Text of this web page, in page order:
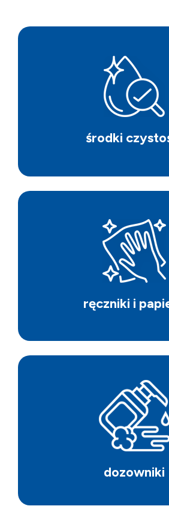
środki
ręczniki i
dozowniki